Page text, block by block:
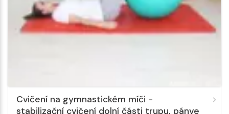
Cvičení na gymnastickém míči -
stabilizační cvičení dolní části trupu, pánve